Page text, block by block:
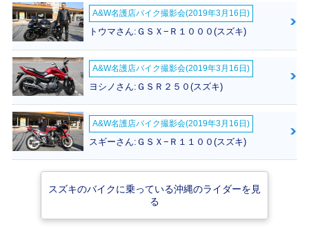
1996年 Let's・新
登場
A&W名護店バイク撮影会(2019年3月16日)
トウマさん:ＧＳＸ−Ｒ１０００(スズキ)
A&W名護店バイク撮影会(2019年3月16日)
ヨシノさん:ＧＳＲ２５０(スズキ)
A&W名護店バイク撮影会(2019年3月16日)
スギーさん:ＧＳＸ−Ｒ１１００(スズキ)
スズキのバイクに乗っている沖縄のライダーを見
る